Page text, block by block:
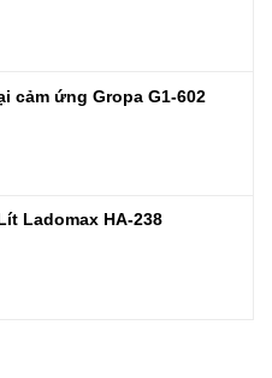
cảm ứng Gropa G1-602
Ladomax HA-238